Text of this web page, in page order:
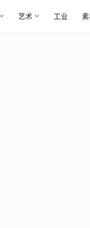
艺术 工业